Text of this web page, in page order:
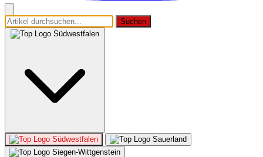
Suchen
Südwestfalen
Südwestfalen
Sauerland
Siegen-Wittgenstein